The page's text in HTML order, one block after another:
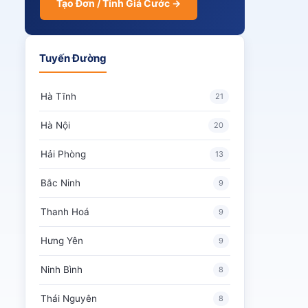
Tạo Đơn / Tính Giá Cước →
Tuyến Đường
Hà Tĩnh 21
Hà Nội 20
Hải Phòng 13
Bắc Ninh 9
Thanh Hoá 9
Hưng Yên 9
Ninh Bình 8
Thái Nguyên 8